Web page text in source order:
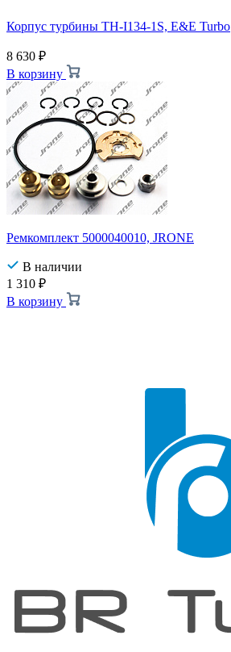
Корпус турбины TH-I134-1S, E&E Turbo
8 630 ₽
В корзину
Ремкомплект 5000040010, JRONE
В наличии
1 310 ₽
В корзину